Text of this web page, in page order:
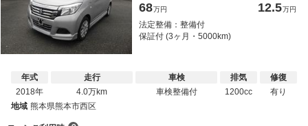
68万円 12.5万円
法定整備：整備付
保証付 (3ヶ月・5000km)
年式
2018年
走行
4.0万km
車検
車検整備付
排気
1200cc
修復
有り
地域 熊本県熊本市西区